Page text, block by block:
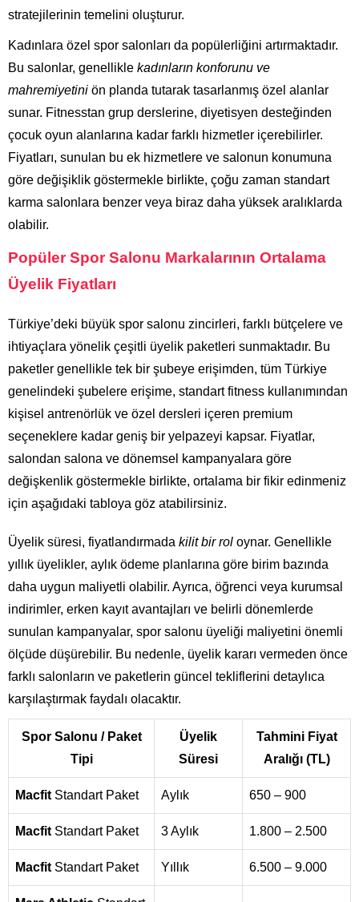
stratejilerinin temelini oluşturur.
Kadınlara özel spor salonları da popülerliğini artırmaktadır.
Bu salonlar, genellikle kadınların konforunu ve
mahremiyetini ön planda tutarak tasarlanmış özel alanlar
sunar. Fitnesstan grup derslerine, diyetisyen desteğinden
çocuk oyun alanlarına kadar farklı hizmetler içerebilirler.
Fiyatları, sunulan bu ek hizmetlere ve salonun konumuna
göre değişiklik göstermekle birlikte, çoğu zaman standart
karma salonlara benzer veya biraz daha yüksek aralıklarda
olabilir.
Popüler Spor Salonu Markalarının Ortalama
Üyelik Fiyatları
Türkiye’deki büyük spor salonu zincirleri, farklı bütçelere ve
ihtiyaçlara yönelik çeşitli üyelik paketleri sunmaktadır. Bu
paketler genellikle tek bir şubeye erişimden, tüm Türkiye
genelindeki şubelere erişime, standart fitness kullanımından
kişisel antrenörlük ve özel dersleri içeren premium
seçeneklere kadar geniş bir yelpazeyi kapsar. Fiyatlar,
salondan salona ve dönemsel kampanyalara göre
değişkenlik göstermekle birlikte, ortalama bir fikir edinmeniz
için aşağıdaki tabloya göz atabilirsiniz.
Üyelik süresi, fiyatlandırmada kilit bir rol oynar. Genellikle
yıllık üyelikler, aylık ödeme planlarına göre birim bazında
daha uygun maliyetli olabilir. Ayrıca, öğrenci veya kurumsal
indirimler, erken kayıt avantajları ve belirli dönemlerde
sunulan kampanyalar, spor salonu üyeliği maliyetini önemli
ölçüde düşürebilir. Bu nedenle, üyelik kararı vermeden önce
farklı salonların ve paketlerin güncel tekliflerini detaylıca
karşılaştırmak faydalı olacaktır.
Spor Salonu / Paket
Tipi
Üyelik
Süresi
Tahmini Fiyat
Aralığı (TL)
Macfit Standart Paket Aylık 650 – 900
Macfit Standart Paket 3 Aylık 1.800 – 2.500
Macfit Standart Paket Yıllık 6.500 – 9.000